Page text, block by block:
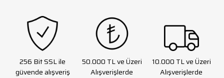
256 Bit SSL ile
güvende alışveriş
50.000 TL ve Üzeri
Alışverişlerde
10.000 TL ve Üzeri
Alışverişlerde